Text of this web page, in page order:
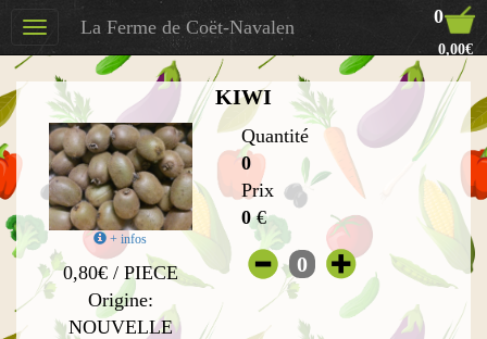
Toggle
navigation
La Ferme de Coët-Navalen 0
0,00€
KIWI
+ infos
0,80€ / PIECE
Origine:
NOUVELLE
Quantité
0
Prix
0€
0